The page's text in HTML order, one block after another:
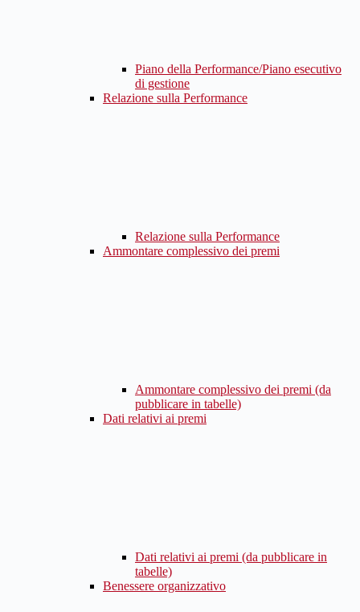
Piano della Performance/Piano esecutivo
di gestione
Relazione sulla Performance
Relazione sulla Performance
Ammontare complessivo dei premi
Ammontare complessivo dei premi (da
pubblicare in tabelle)
Dati relativi ai premi
Dati relativi ai premi (da pubblicare in
tabelle)
Benessere organizzativo